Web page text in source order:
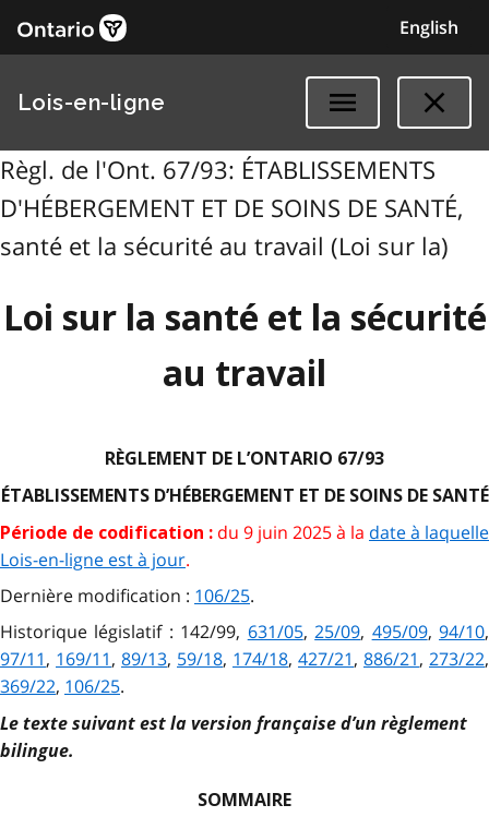
English
Lois-en-ligne
Règl. de l'Ont. 67/93: ÉTABLISSEMENTS
D'HÉBERGEMENT ET DE SOINS DE SANTÉ,
santé et la sécurité au travail (Loi sur la)
Loi sur la santé et la sécurité
au travail
RÈGLEMENT DE L’ONTARIO 67/93
ÉTABLISSEMENTS D’HÉBERGEMENT ET DE SOINS DE SANTÉ
Période de codification : du 9 juin 2025 à la date à laquelle
Lois-en-ligne est à jour.
Dernière modification : 106/25.
Historique législatif : 142/99, 631/05,25/09, 495/09,94/10,
97/11, 169/11, 89/13, 59/18, 174/18, 427/21, 886/21, 273/22,
369/22, 106/25.
Le texte suivant est la version française d’un règlement
bilingue.
SOMMAIRE